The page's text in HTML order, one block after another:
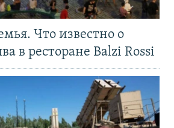
Что известно о
в ресторане Balzi Rossi